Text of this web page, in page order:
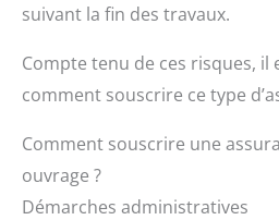
suivant la fin des travaux.
Compte tenu de ces risques,
comment souscrire ce type
Comment souscrire une
ouvrage ?
Démarches administratives